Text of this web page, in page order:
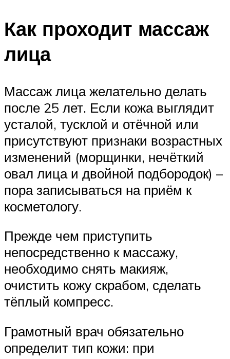
Как проходит массаж
лица
Массаж лица желательно делать
после 25 лет. Если кожа выглядит
усталой, тусклой и отёчной или
присутствуют признаки возрастных
изменений (морщинки, нечёткий
овал лица и двойной подбородок) –
пора записываться на приём к
косметологу.
Прежде чем приступить
непосредственно к массажу,
необходимо снять макияж,
очистить кожу скрабом, сделать
тёплый компресс.
Грамотный врач обязательно
определит тип кожи: при